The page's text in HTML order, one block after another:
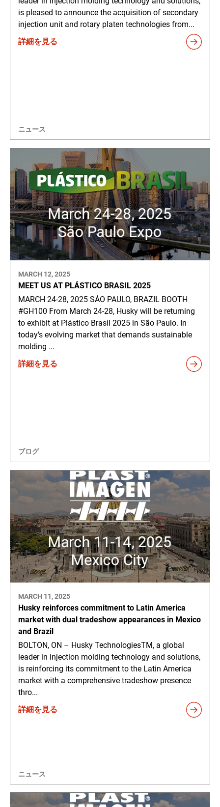
is pleased to announce the acquisition of secondary
injection unit and rotary platen technologies from...
詳細を見る
ニュース
MARCH 12, 2025
MEET US AT PLÁSTICO BRASIL 2025
MARCH 24-28, 2025 SÁO PAULO, BRAZIL BOOTH
#GH100 From March 24-28, Husky will be returning
to exhibit at Plástico Brasil 2025 in São Paulo. In
today's evolving market that demands sustainable
molding ...
詳細を見る
ブログ
MARCH 11, 2025
Husky reinforces commitment to Latin America
market with dual tradeshow appearances in Mexico
and Brazil
BOLTON, ON – Husky TechnologiesTM, a global
leader in injection molding technology and solutions,
is reinforcing its commitment to the Latin America
market with a comprehensive tradeshow presence
thro...
詳細を見る
ニュース